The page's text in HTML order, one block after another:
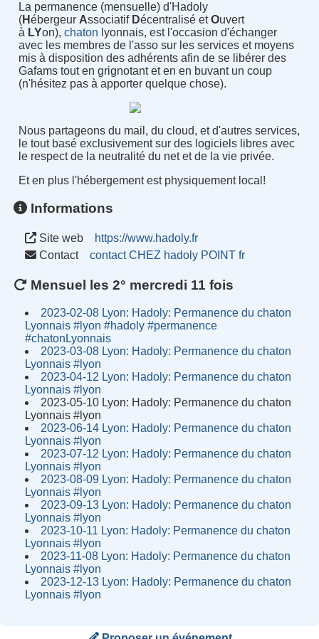
La permanence (mensuelle) d'Hadoly
(Hébergeur Associatif Décentralisé etOuvert
à LYon), chaton lyonnais, est l'occasion d'échanger
avec les membres de l'asso sur les services et moyens
mis à disposition des adhérents afin de se libérer des
Gafams tout en grignotant et en en buvant un coup
(n'hésitez pas à apporter quelque chose).
Nous partageons du mail, du cloud, et d'autres services,
le tout basé exclusivement sur des logiciels libres avec
le respect de la neutralité du net et de la vie privée.
Et en plus l'hébergement est physiquement local!
Informations
Site web
https://www.hadoly.fr
Contact
contact CHEZ hadoly POINT fr
Mensuel les 2° mercredi 11 fois
2023-02-08 Lyon: Hadoly: Permanence du chaton
Lyonnais #lyon #hadoly #permanence
#chatonLyonnais
2023-03-08 Lyon: Hadoly: Permanence du chaton
Lyonnais #lyon
2023-04-12 Lyon: Hadoly: Permanence du chaton
Lyonnais #lyon
2023-05-10 Lyon: Hadoly: Permanence du chaton
Lyonnais #lyon
2023-06-14 Lyon: Hadoly: Permanence du chaton
Lyonnais #lyon
2023-07-12 Lyon: Hadoly: Permanence du chaton
Lyonnais #lyon
2023-08-09 Lyon: Hadoly: Permanence du chaton
Lyonnais #lyon
2023-09-13 Lyon: Hadoly: Permanence du chaton
Lyonnais #lyon
2023-10-11 Lyon: Hadoly: Permanence du chaton
Lyonnais #lyon
2023-11-08 Lyon: Hadoly: Permanence du chaton
Lyonnais #lyon
2023-12-13 Lyon: Hadoly: Permanence du chaton
Lyonnais #lyon